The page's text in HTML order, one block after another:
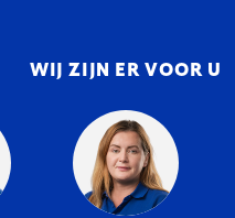
WIJ ZIJN ER VOOR U